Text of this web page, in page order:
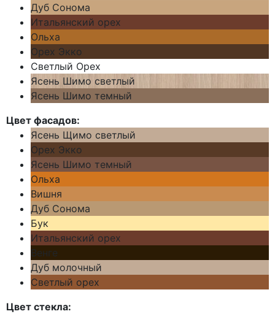
Дуб Сонома
Итальянский орех
Ольха
Орех Экко
Светлый Орех
Ясень Шимо светлый
Ясень Шимо темный
Цвет фасадов:
Ясень Щимо светлый
Орех Экко
Ясень Шимо темный
Ольха
Вишня
Дуб Сонома
Бук
Итальянский орех
Венге
Дуб молочный
Светлый орех
Цвет стекла: